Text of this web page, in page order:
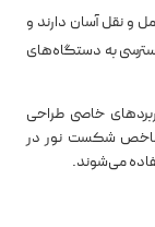
و نقل آسان دارند و
به دستگاه‌های
خاصی طراحی
شاخص شکست نور در
می‌شوند.